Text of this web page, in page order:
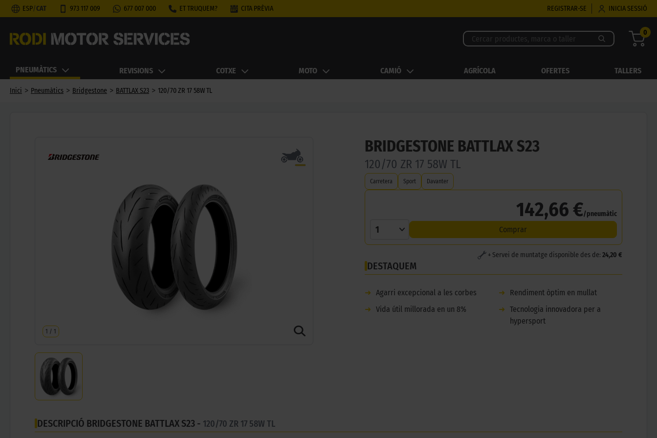
ESP/CAT 973 117 009 677 007 000 ET TRUQUEM? CITA PRÈVIA REGISTRAR-SE INICIA SESSIÓ
0
PNEUMÀTICS REVISIONS COTXE MOTO CAMIÓ AGRÍCOLA OFERTES TALLERS
Inici > Pneumàtics > Bridgestone > BATTLAX S23 > 120/70 ZR 17 58W TL
1 / 1
BRIDGESTONE BATTLAX S23
120/70 ZR 17 58W TL
Carretera Sport Davanter
142,66 €/pneumàtic
1 Comprar
+ Servei de muntatge disponible des de: 24,20 €
DESTAQUEM
➜ Agarri excepcional a les corbes ➜
Rendiment òptim en mullat
➜ Vida útil millorada en un 8% ➜ Tecnologia innovadora per a
hypersport
DESCRIPCIÓ BRIDGESTONE BATTLAX S23 - 120/70 ZR 17 58W TL